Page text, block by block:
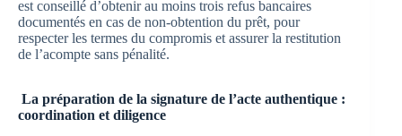
est conseillé d’obtenir au moins trois refus bancaires
documentés en cas de non-obtention du prêt, pour
respecter les termes du compromis et assurer la restitution
de l’acompte sans pénalité.
La préparation de la signature de l’acte authentique :
coordination et diligence